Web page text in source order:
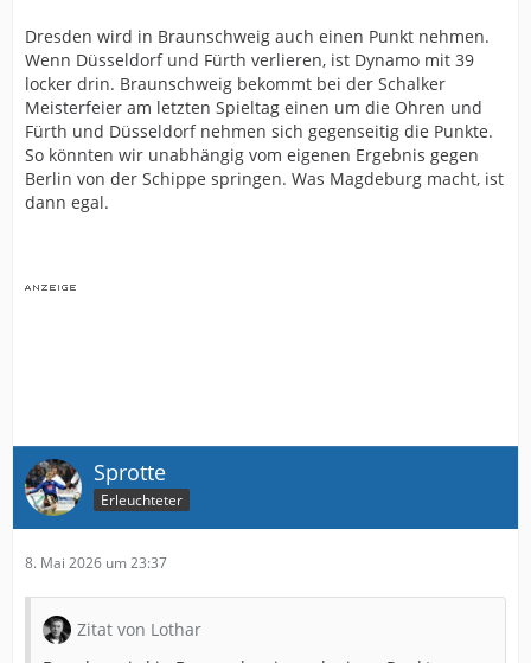
Dresden wird in Braunschweig auch einen Punkt nehmen.
Wenn Düsseldorf und Fürth verlieren, ist Dynamo mit 39
locker drin. Braunschweig bekommt bei der Schalker
Meisterfeier am letzten Spieltag einen um die Ohren und
Fürth und Düsseldorf nehmen sich gegenseitig die Punkte.
So könnten wir unabhängig vom eigenen Ergebnis gegen
Berlin von der Schippe springen. Was Magdeburg macht, ist
dann egal.
Sprotte
Erleuchteter
8. Mai 2026 um 23:37
Zitat von Lothar